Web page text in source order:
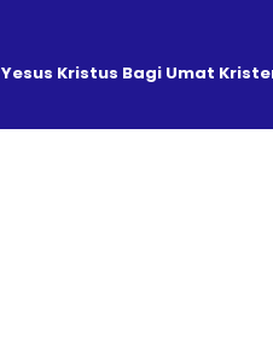
Yesus Kristus Bagi Umat